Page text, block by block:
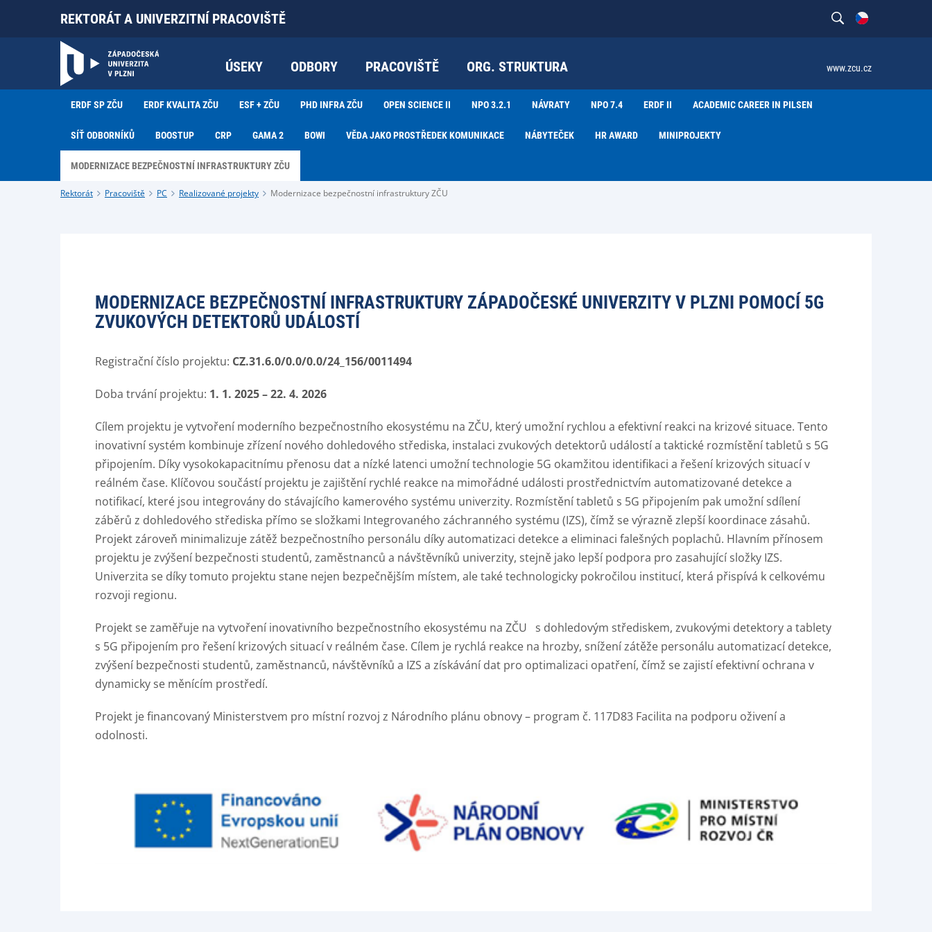
REKTORÁT A UNIVERZITNÍ PRACOVIŠTĚ
ÚSEKY ODBORY PRACOVIŠTĚ ORG. STRUKTURA www.zcu.cz
ERDF SP ZČU ERDF KVALITA ZČU ESF + ZČU PHD INFRA ZČU OPEN SCIENCE II NPO 3.2.1 NÁVRATY NPO 7.4 ERDF II ACADEMIC CAREER IN PILSEN
SÍŤ ODBORNÍKŮ BOOSTUP CRP GAMA 2 BOWI VĚDA JAKO PROSTŘEDEK KOMUNIKACE NÁBYTEČEK HR AWARD MINIPROJEKTY
MODERNIZACE BEZPEČNOSTNÍ INFRASTRUKTURY ZČU
Rektorát Pracoviště PC Realizované projekty Modernizace bezpečnostní infrastruktury ZČU
MODERNIZACE BEZPEČNOSTNÍ INFRASTRUKTURY ZÁPADOČESKÉ UNIVERZITY V PLZNI POMOCÍ 5G
ZVUKOVÝCH DETEKTORŮ UDÁLOSTÍ
Registrační číslo projektu: CZ.31.6.0/0.0/0.0/24_156/0011494
Doba trvání projektu: 1. 1. 2025 – 22. 4. 2026
Cílem projektu je vytvoření moderního bezpečnostního ekosystému na ZČU, který umožní rychlou a efektivní reakci na krizové situace. Tento
inovativní systém kombinuje zřízení nového dohledového střediska, instalaci zvukových detektorů událostí a taktické rozmístění tabletů s 5G
připojením. Díky vysokokapacitnímu přenosu dat a nízké latenci umožní technologie 5G okamžitou identifikaci a řešení krizových situací v
reálném čase. Klíčovou součástí projektu je zajištění rychlé reakce na mimořádné události prostřednictvím automatizované detekce a
notifikací, které jsou integrovány do stávajícího kamerového systému univerzity. Rozmístění tabletů s 5G připojením pak umožní sdílení
záběrů z dohledového střediska přímo se složkami Integrovaného záchranného systému (IZS), čímž se výrazně zlepší koordinace zásahů.
Projekt zároveň minimalizuje zátěž bezpečnostního personálu díky automatizaci detekce a eliminaci falešných poplachů. Hlavním přínosem
projektu je zvýšení bezpečnosti studentů, zaměstnanců a návštěvníků univerzity, stejně jako lepší podpora pro zasahující složky IZS.
Univerzita se díky tomuto projektu stane nejen bezpečnějším místem, ale také technologicky pokročilou institucí, která přispívá k celkovému
rozvoji regionu.
Projekt se zaměřuje na vytvoření inovativního bezpečnostního ekosystému na ZČU s dohledovým střediskem, zvukovými detektory a tablety
s 5G připojením pro řešení krizových situací v reálném čase. Cílem je rychlá reakce na hrozby, snížení zátěže personálu automatizací detekce,
zvýšení bezpečnosti studentů, zaměstnanců, návštěvníků a IZS a získávání dat pro optimalizaci opatření, čímž se zajistí efektivní ochrana v
dynamicky se měnícím prostředí.
Projekt je financovaný Ministerstvem pro místní rozvoj z Národního plánu obnovy – program č. 117D83 Facilita na podporu oživení a
odolnosti.